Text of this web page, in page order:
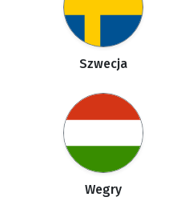
Szwecja
Wegry